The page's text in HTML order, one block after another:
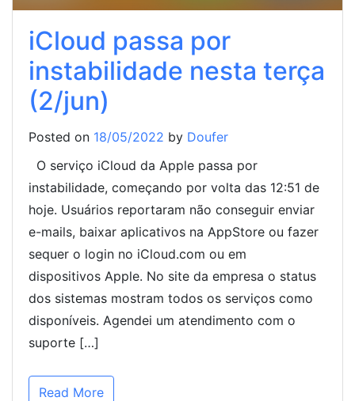
iCloud passa por
instabilidade nesta terça
(2/jun)
Posted on 18/05/2022 by Doufer
O serviço iCloud da Apple passa por
instabilidade, começando por volta das 12:51 de
hoje. Usuários reportaram não conseguir enviar
e-mails, baixar aplicativos na AppStore ou fazer
sequer o login no iCloud.com ou em
dispositivos Apple. No site da empresa o status
dos sistemas mostram todos os serviços como
disponíveis. Agendei um atendimento com o
suporte […]
Read More